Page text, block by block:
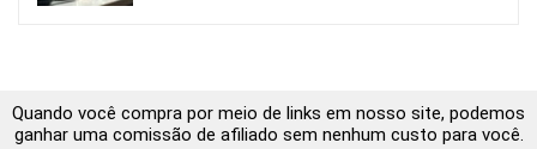
Quando você compra por meio de links em nosso site, podemos
ganhar uma comissão de afiliado sem nenhum custo para você.